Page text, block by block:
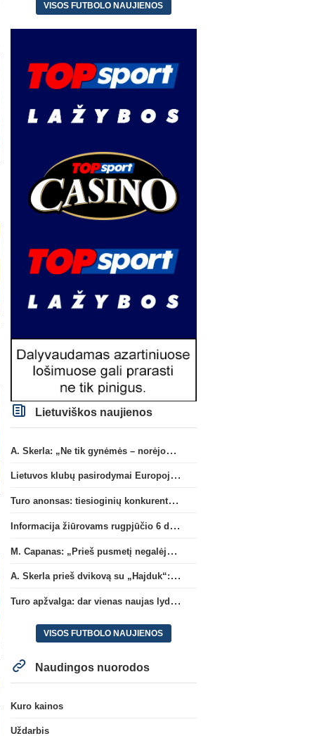
VISOS FUTBOLO NAUJIENOS
Lietuviškos naujienos
A. Skerla: „Ne tik gynėmės – norėjome atakuoti“
Lietuvos klubų pasirodymai Europoje: patirti pralaimėjimai Kroatijos atstovams
Turo anonsas: tiesioginių konkurentų dvikova Gargžduose
Informacija žiūrovams rugpjūčio 6 d. UEFA rungtynėms
M. Capanas: „Prieš pusmetį negalėjau net įsivaizduoti, kad žaisime prieš „Hajduk“
A. Skerla prieš dvikovą su „Hajduk“: „Tai kito kalibro komanda“
Turo apžvalga: dar vienas naujas lyderis
VISOS FUTBOLO NAUJIENOS
Naudingos nuorodos
Kuro kainos
Uždarbis